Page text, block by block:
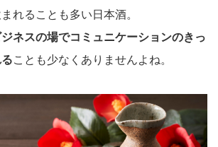
れることも多い日本酒。
ネスの場でコミュニケーションのきっ
ことも少なくありませんよね。